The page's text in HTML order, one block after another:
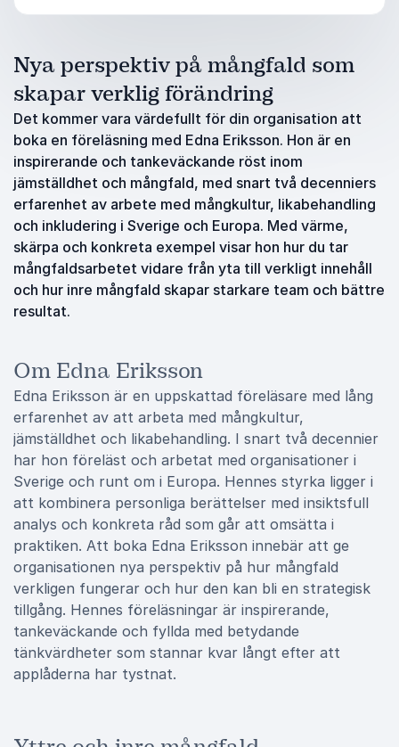
Nya perspektiv på mångfald som
skapar verklig förändring
Det kommer vara värdefullt för din organisation att
boka en föreläsning med Edna Eriksson. Hon är en
inspirerande och tankeväckande röst inom
jämställdhet och mångfald, med snart två decenniers
erfarenhet av arbete med mångkultur, likabehandling
och inkludering i Sverige och Europa. Med värme,
skärpa och konkreta exempel visar hon hur du tar
mångfaldsarbetet vidare från yta till verkligt innehåll
och hur inre mångfald skapar starkare team och bättre
resultat.
Om Edna Eriksson
Edna Eriksson är en uppskattad föreläsare med lång
erfarenhet av att arbeta med mångkultur,
jämställdhet och likabehandling. I snart två decennier
har hon föreläst och arbetat med organisationer i
Sverige och runt om i Europa. Hennes styrka ligger i
att kombinera personliga berättelser med insiktsfull
analys och konkreta råd som går att omsätta i
praktiken. Att boka Edna Eriksson innebär att ge
organisationen nya perspektiv på hur mångfald
verkligen fungerar och hur den kan bli en strategisk
tillgång. Hennes föreläsningar är inspirerande,
tankeväckande och fyllda med betydande
tänkvärdheter som stannar kvar långt efter att
applåderna har tystnat.